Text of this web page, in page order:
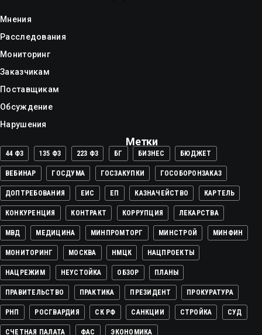
Мнения
Расследования
Мониторинг
Заказчикам
Поставщикам
Обсуждение
Нарушения
Метки
44 ФЗ 135 ФЗ 223 ФЗ БГ БИЗНЕС БЮДЖЕТ
ВЕБИНАР ГОСДУМА ГОСЗАКУПКИ ГОСОБОРОНЗАКАЗ
ДОПТРЕБОВАНИЯ ЕИС ЕП КАЗНАЧЕЙСТВО КАРТЕЛЬ
КОНКУРЕНЦИЯ КОНТРАКТ КОРРУПЦИЯ ЛЕКАРСТВА
МВД МЕДИЦИНА МИНПРОМТОРГ МИНСТРОЙ МИНФИН
МОНИТОРИНГ МОСКВА НМЦК НАЦПРОЕКТЫ
НАЦРЕЖИМ НЕУСТОЙКА ОБЗОР ПЛАНЫ
ПРАВИТЕЛЬСТВО ПРАКТИКА ПРЕЗИДЕНТ ПРОКУРАТУРА
РНП РОСГВАРДИЯ СК РФ САНКЦИИ СТРОЙКА СУД
СЧЕТНАЯ ПАЛАТА ФАС ЭКОНОМИКА